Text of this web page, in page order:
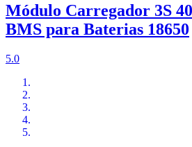
Módulo Carregador 3S
BMS para Baterias 18650
5.0